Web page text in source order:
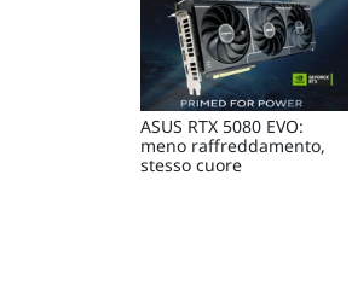
ASUS RTX 5080 EVO:
meno raffreddamento,
stesso cuore